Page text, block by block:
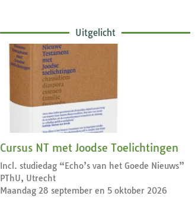
Uitgelicht
Cursus NT met Joodse Toelichtingen
Incl. studiedag “Echo’s van het Goede Nieuws”
PThU, Utrecht
Maandag 28 september en 5 oktober 2026